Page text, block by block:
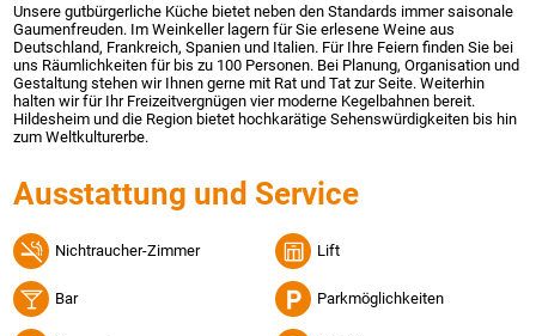
Ausstattung und Service
Nichtraucher-Zimmer Lift
Bar Parkmöglichkeiten
Unsere gutbürgerliche Küche bietet neben den Standards immer saisonale
Gaumenfreuden. Im Weinkeller lagern für Sie erlesene Weine aus
Deutschland, Frankreich, Spanien und Italien. Für Ihre Feiern finden Sie bei
uns Räumlichkeiten für bis zu 100 Personen. Bei Planung, Organisation und
Gestaltung stehen wir Ihnen gerne mit Rat und Tat zur Seite. Weiterhin
halten wir für Ihr Freizeitvergnügen vier moderne Kegelbahnen bereit.
Hildesheim und die Region bietet hochkarätige Sehenswürdigkeiten bis hin
zum Weltkulturerbe.